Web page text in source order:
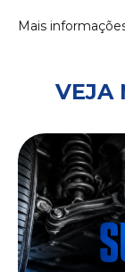
Mais
VEJA